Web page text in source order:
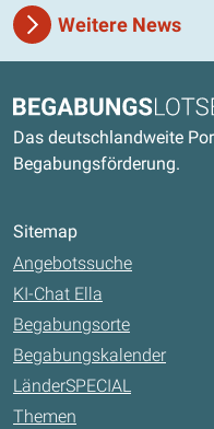
Weitere News
Begabungslotse
Das deutschlandweite
Begabungsförderung.
Sitemap
Angebotssuche
KI-Chat Ella
Begabungsorte
Begabungskalender
LänderSPECIAL
Themen